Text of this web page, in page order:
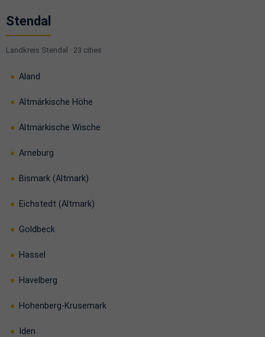
Stendal
Landkreis Stendal · 23 cities
Aland
Altmärkische Höhe
Altmärkische Wische
Arneburg
Bismark (Altmark)
Eichstedt (Altmark)
Goldbeck
Hassel
Havelberg
Hohenberg-Krusemark
Iden